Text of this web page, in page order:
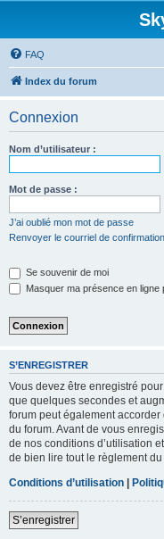
FAQ
Index du forum
Connexion
Nom d’utilisateur :
Mot de passe :
J’ai oublié mon mot de passe
Renvoyer le courriel de confirmation
Se souvenir de moi
Masquer ma présence en ligne
S’ENREGISTRER
Vous devez être enregistré
que quelques secondes et
forum peut également
du forum. Avant de vous
de nos conditions d’utilisation
de bien lire tout le règlement du
Conditions d’utilisation |
S’enregistrer